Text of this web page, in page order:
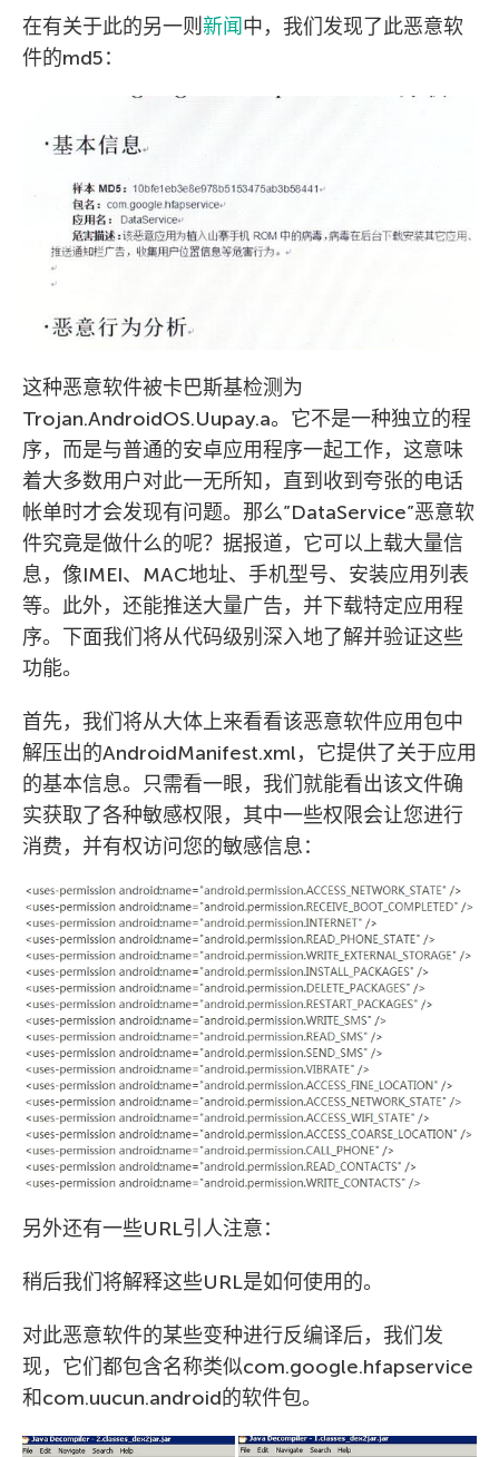
在有关于此的另一则 新闻中，我们发现了此恶意软
件的md5：
这种恶意软件被卡巴斯基检测为
Trojan.AndroidOS.Uupay.a。它不是一种独立的程
序，而是与普通的安卓应用程序一起工作，这意味
着大多数用户对此一无所知，直到收到夸张的电话
帐单时才会发现有问题。那么”DataService”恶意软
件究竟是做什么的呢？据报道，它可以上载大量信
息，像IMEI、MAC地址、手机型号、安装应用列表
等。此外，还能推送大量广告，并下载特定应用程
序。下面我们将从代码级别深入地了解并验证这些
功能。
首先，我们将从大体上来看看该恶意软件应用包中
解压出的AndroidManifest.xml，它提供了关于应用
的基本信息。只需看一眼，我们就能看出该文件确
实获取了各种敏感权限，其中一些权限会让您进行
消费，并有权访问您的敏感信息：
另外还有一些URL引人注意：
稍后我们将解释这些URL是如何使用的。
对此恶意软件的某些变种进行反编译后，我们发
现，它们都包含名称类似com.google.hfapservice
和com.uucun.android的软件包。